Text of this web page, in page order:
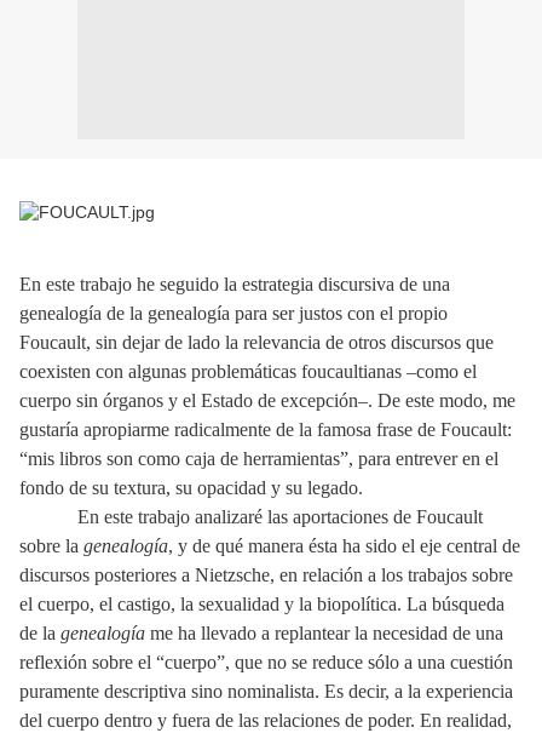
En este trabajo he seguido la estrategia discursiva de una
genealogía de la genealogía para ser justos con el propio
Foucault, sin dejar de lado la relevancia de otros discursos que
coexisten con algunas problemáticas foucaultianas –como el
cuerpo sin órganos y el Estado de excepción–. De este modo, me
gustaría apropiarme radicalmente de la famosa frase de Foucault:
“mis libros son como caja de herramientas”, para entrever en el
fondo de su textura, su opacidad y su legado.
En este trabajo analizaré las aportaciones de Foucault
sobre la genealogía, y de qué manera ésta ha sido el eje central de
discursos posteriores a Nietzsche, en relación a los trabajos sobre
el cuerpo, el castigo, la sexualidad y la biopolítica. La búsqueda
de la genealogía me ha llevado a replantear la necesidad de una
reflexión sobre el “cuerpo”, que no se reduce sólo a una cuestión
puramente descriptiva sino nominalista. Es decir, a la experiencia
del cuerpo dentro y fuera de las relaciones de poder. En realidad,